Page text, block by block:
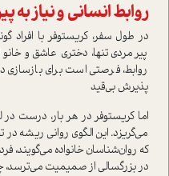
روابط انسانی و نیاز به
در طول سفر، کریستوفر با افراد
پیرمردی تنها، دختری عاشق و
روابط، فرصتی است برای
پذیرش بی‌قید
اما کریستوفر در هر بار، درست
می‌گریزد. این الگوی روانی ریشه
که روان‌شناسان خانواده می‌گویند،
در بزرگسالی از صمیمیت می‌ترسد،